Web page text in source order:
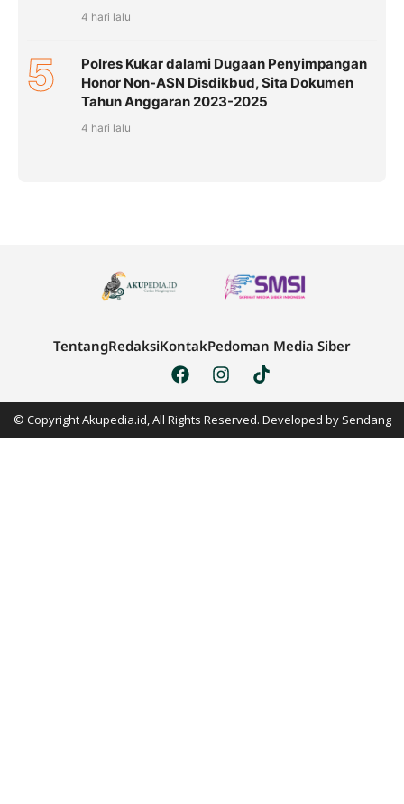
4 hari lalu
5
Polres Kukar dalami Dugaan Penyimpangan
Honor Non-ASN Disdikbud, Sita Dokumen
Tahun Anggaran 2023-2025
4 hari lalu
TentangRedaksiKontakPedoman Media Siber
© Copyright Akupedia.id, All Rights Reserved. Developed by Sendang